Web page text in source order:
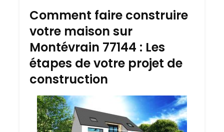
Comment faire construire
votre maison sur
Montévrain 77144 : Les
étapes de votre projet de
construction